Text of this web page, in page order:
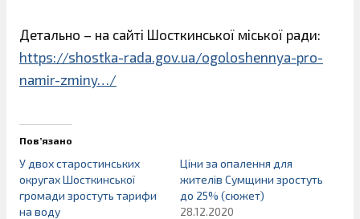
Детально – на сайті Шосткинської міської ради:
https://shostka-rada.gov.ua/ogoloshennya-pro-
namir-zminy…/
Пов’язано
У двох старостинських
округах Шосткинської
громади зростуть тарифи
на воду
Ціни за опалення для
жителів Сумщини зростуть
до 25% (сюжет)
28.12.2020